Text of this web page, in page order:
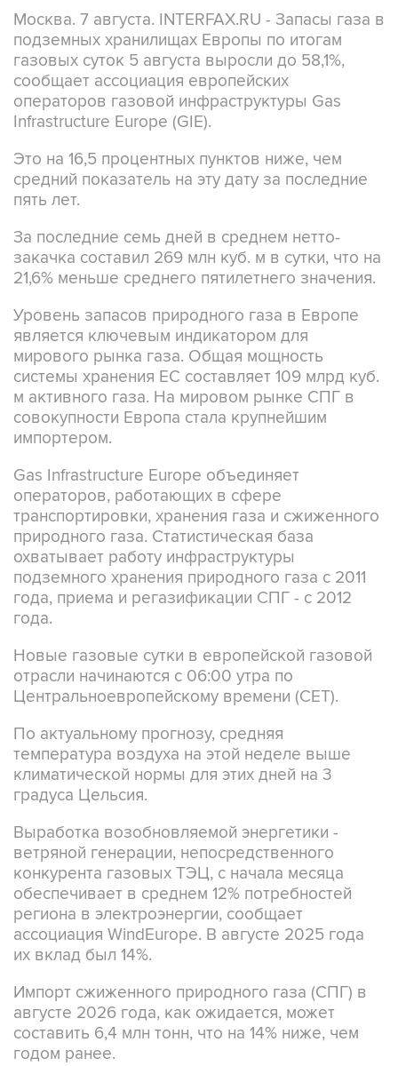
Москва. 7 августа. INTERFAX.RU - Запасы газа в
подземных хранилищах Европы по итогам
газовых суток 5 августа выросли до 58,1%,
сообщает ассоциация европейских
операторов газовой инфраструктуры Gas
Infrastructure Europe (GIE).
Это на 16,5 процентных пунктов ниже, чем
средний показатель на эту дату за последние
пять лет.
За последние семь дней в среднем нетто-
закачка составил 269 млн куб. м в сутки, что на
21,6% меньше среднего пятилетнего значения.
Уровень запасов природного газа в Европе
является ключевым индикатором для
мирового рынка газа. Общая мощность
системы хранения ЕС составляет 109 млрд куб.
м активного газа. На мировом рынке СПГ в
совокупности Европа стала крупнейшим
импортером.
Gas Infrastructure Europe объединяет
операторов, работающих в сфере
транспортировки, хранения газа и сжиженного
природного газа. Статистическая база
охватывает работу инфраструктуры
подземного хранения природного газа с 2011
года, приема и регазификации СПГ - с 2012
года.
Новые газовые сутки в европейской газовой
отрасли начинаются c 06:00 утра по
Центральноевропейскому времени (CET).
По актуальному прогнозу, средняя
температура воздуха на этой неделе выше
климатической нормы для этих дней на 3
градуса Цельсия.
Выработка возобновляемой энергетики -
ветряной генерации, непосредственного
конкурента газовых ТЭЦ, с начала месяца
обеспечивает в среднем 12% потребностей
региона в электроэнергии, сообщает
ассоциация WindEurope. В августе 2025 года
их вклад был 14%.
Импорт сжиженного природного газа (СПГ) в
августе 2026 года, как ожидается, может
составить 6,4 млн тонн, что на 14% ниже, чем
годом ранее.